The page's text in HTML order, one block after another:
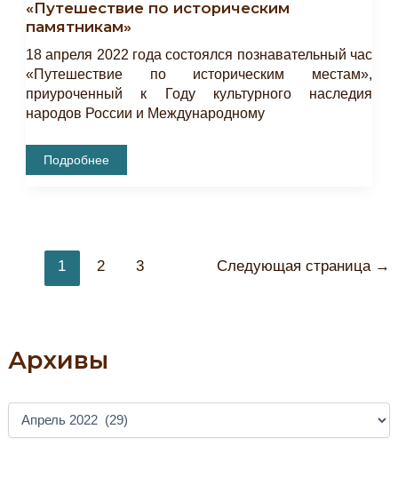
Архивы
«Путешествие по историческим
памятникам»
18 апреля 2022 года состоялся познавательный час
«Путешествие по историческим местам»,
приуроченный к Году культурного наследия
народов России и Международному
Состоялся
Познавательный
Подробнее
Постраничная
навигация
1 2 3 Следующая страница →